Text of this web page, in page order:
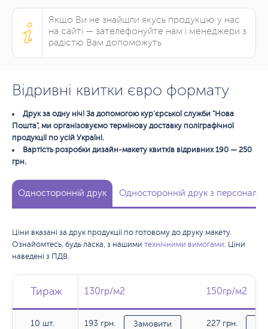
Якщо Ви не знайшли якусь продукцію у нас
на сайті — зателефонуйте нам і менеджери з
радістю Вам допоможуть
Відривні квитки євро формату
Друк за одну ніч! За допомогою кур'єрської служби "Нова
Пошта", ми організовуємо термінову доставку поліграфічної
продукції по усій Україні.
Вартість розробки дизайн-макету квитків відривних 190 — 250
грн.
Односторонній друк Односторонній друк з
Ціни вказані за друк продукції по готовому до друку макету.
Ознайомтесь, будь ласка, з нашими технічними вимогами . Ціни
наведені з ПДВ.
Тираж
10 шт.
Тираж 130гр/м2 150гр/м2
Тираж 130гр/м2 150гр/м2
10 шт. 193 грн. Замовити 227 грн.